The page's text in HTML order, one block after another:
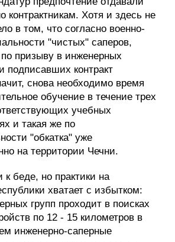
контрактникам. Хотя и здесь не
в том, что согласно военно-
"чистых" саперов,
призыву в инженерных
подписавших контракт
снова необходимо время
обучение в течение трех
учебных
и такая же по
"обкатка" уже
на территории Чечни.
беде, но практики на
хватает с избытком:
групп проходит в поисках
по 12 - 15 километров в
инженерно-саперные